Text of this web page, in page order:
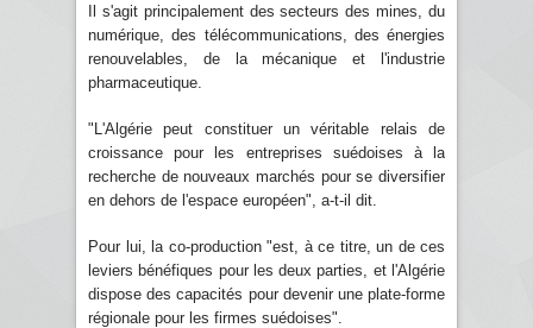
Il s'agit principalement des secteurs des mines, du
numérique, des télécommunications, des énergies
renouvelables, de la mécanique et l'industrie
pharmaceutique.
"L'Algérie peut constituer un véritable relais de
croissance pour les entreprises suédoises à la
recherche de nouveaux marchés pour se diversifier
en dehors de l'espace européen", a-t-il dit.
Pour lui, la co-production "est, à ce titre, un de ces
leviers bénéfiques pour les deux parties, et l'Algérie
dispose des capacités pour devenir une plate-forme
régionale pour les firmes suédoises".